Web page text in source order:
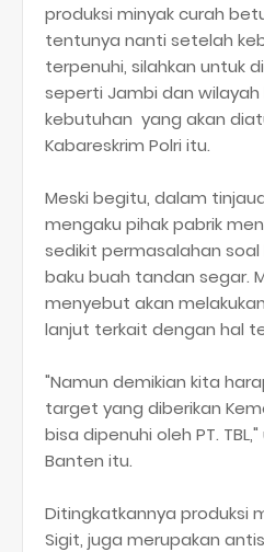
produksi minyak curah
tentunya nanti setelah
terpenuhi, silahkan untuk
seperti Jambi dan wilayah
kebutuhan yang akan
Kabareskrim Polri itu.
Meski begitu, dalam
mengaku pihak pabrik
sedikit permasalahan
baku buah tandan segar.
menyebut akan
lanjut terkait dengan hal
"Namun demikian kita
target yang diberikan
bisa dipenuhi oleh PT.
Banten itu.
Ditingkatkannya produksi
Sigit, juga merupakan